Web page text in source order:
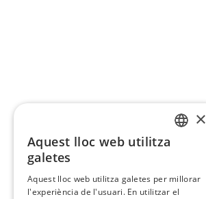
×
Aquest lloc web utilitza
galetes
Aquest lloc web utilitza galetes per millorar
l'experiència de l'usuari. En utilitzar el